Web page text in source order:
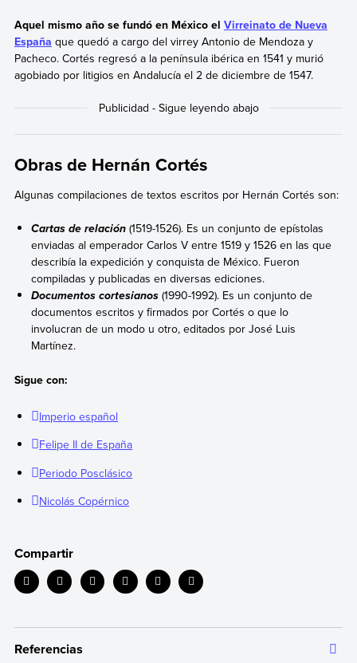
Aquel mismo año se fundó en México el Virreinato de Nueva
España que quedó a cargo del virrey Antonio de Mendoza y
Pacheco. Cortés regresó a la península ibérica en 1541 y murió
agobiado por litigios en Andalucía el 2 de diciembre de 1547.
Obras de Hernán Cortés
Algunas compilaciones de textos escritos por Hernán Cortés son:
Cartas de relación (1519-1526). Es un conjunto de epístolas
enviadas al emperador Carlos V entre 1519 y 1526 en las que
describía la expedición y conquista de México. Fueron
compiladas y publicadas en diversas ediciones.
Documentos cortesianos (1990-1992). Es un conjunto de
documentos escritos y firmados por Cortés o que lo
involucran de un modo u otro, editados por José Luis
Martínez.
Sigue con:
Imperio español
Felipe II de España
Periodo Posclásico
Nicolás Copérnico
Compartir
Referencias